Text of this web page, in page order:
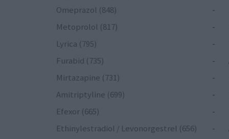
Omeprazol (848)
-
Metoprolol (817)
-
Lyrica (795)
-
Furabid (735)
-
Mirtazapine (731)
-
Amitriptyline (699)
-
Efexor (665)
-
Ethinylestradiol / Levonorgestrel (656)
-